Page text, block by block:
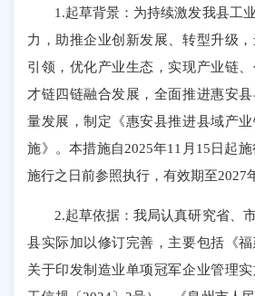
1.起草背景：为持续激发我县工业
力，助推企业创新发展、转型升级
引领，优化产业生态，实现产业链
才链四链融合发展，全面推进惠安
量发展，制定《惠安县推进县域产
施》。本措施自2025年11月15日起
施行之日前参照执行，有效期至2027
2.起草依据：我局认真研究省、市
县实际加以修订完善，主要包括《
关于印发制造业单项冠军企业管理